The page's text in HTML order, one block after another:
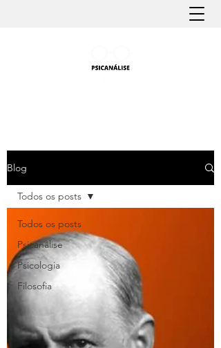
Blog
Todos os posts
Psicanálise
Psicologia
Filosofia
Todos os posts